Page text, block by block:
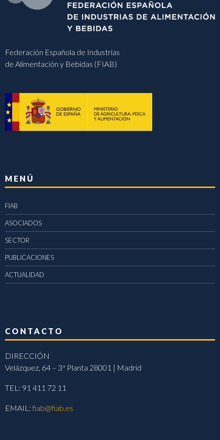
Federación Española de Industrias
de Alimentación y Bebidas (FIAB)
MENÚ
FIAB
ASOCIADOS
SECTOR
PUBLICACIONES
ACTUALIDAD
CONTACTO
DIRECCIÓN
Velázquez, 64 – 3ª Planta 28001 | Madrid
TEL: 91 411 72 11
EMAIL:fiab@fiab.es